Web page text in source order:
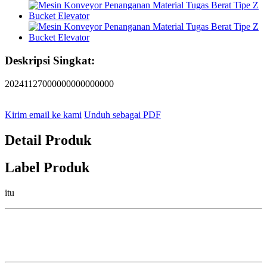
Deskripsi Singkat:
20241127000000000000000
Kirim email ke kami Unduh sebagai PDF
Detail Produk
Label Produk
itu